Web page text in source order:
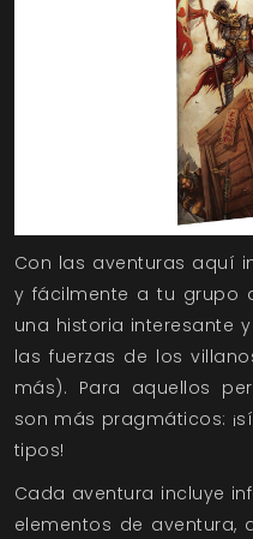
Con las aventuras aquí
y fácilmente a tu grupo
una historia interesante
las fuerzas de los
más). Para aquellos
son más pragmáticos:
tipos!
Cada aventura incluye
elementos de aventura,